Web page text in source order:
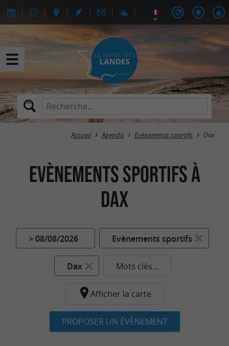
Accueil Agenda Evènements sportifs Dax
Evènements sportifs à
Dax
> 08/08/2026 Evènements sportifs
Dax Mots clés...
Afficher la carte
PROPOSER UN ÉVÈNEMENT